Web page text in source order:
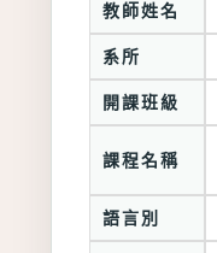
教師姓名
系所
開課班級
課程名稱
語言別